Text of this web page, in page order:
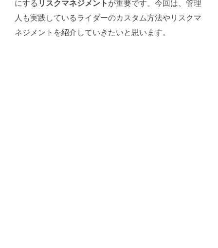
にする リスクマネジメント が重要です。今回は、管理
人も実践しているライダーのカスタム方法やリスクマ
ネジメントを紹介していきたいと思います。